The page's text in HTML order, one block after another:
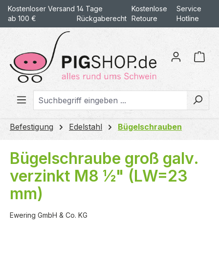
springen
Kostenloser Versand
ab 100 €
14 Tage
Rückgaberecht
Kostenlose
Retoure
Service
Hotline
Befestigung Edelstahl Bügelschrauben
Bügelschraube groß galv.
verzinkt M8 ½" (LW=23
mm)
Ewering GmbH & Co. KG